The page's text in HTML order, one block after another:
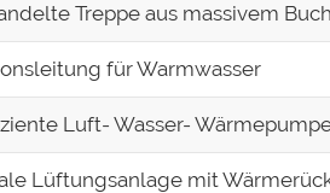
Treppe aus massivem
für Warmwasser
Luft- Wasser-
Lüftungsanlage mit